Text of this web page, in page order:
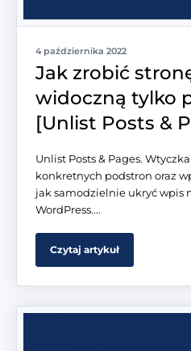
4 października 2022
Jak zrobić
widoczną tylko
[Unlist Posts &
Unlist Posts & Pages.
konkretnych podstron oraz
jak samodzielnie ukryć wpis
WordPress....
Czytaj artykuł